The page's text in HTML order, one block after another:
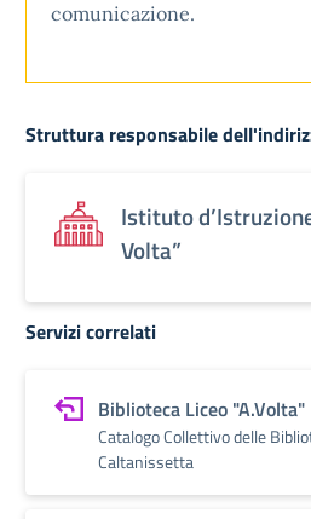
comunicazione.
Struttura responsabile
Istituto
Volta”
Servizi correlati
Biblioteca Liceo "A.Volta"
Catalogo Collettivo delle
Caltanissetta